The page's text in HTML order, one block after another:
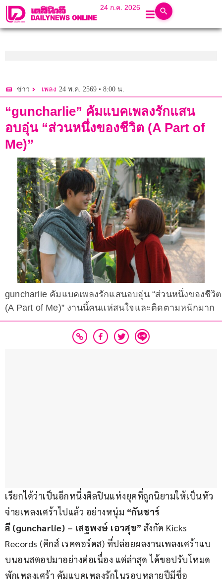
24 ก.ค. 2026
ข่าว เพลง 24 พ.ค. 2569 • 8:00 น.
“guncharlie” คัมแบคเพลงรักแสน
อบอุ่น “ส่วนหนึ่งของชีวิต (A Part of
Me)”
guncharlie คัมแบคเพลงรักแสนอบอุ่น “ส่วนหนึ่งของชีวิต
(A Part of Me)” งานนี้คนแห่สนใจและติดตามหนักมาก
เรียกได้ว่าเป็นอีกหนึ่งศิลปินแห่งยุคที่ถูกนิยามให้เป็นหัว
จ่ายเพลงเศร้าไปแล้ว อย่างหนุ่ม “กันชาร์
ลี (guncharlie) – เสฐพงษ์ เอวสุข” สังกัด Kicks
Records (คิกส์ เรคคอร์ดส) ที่ปล่อยผลงานเพลงเศร้าแบ
บนอนสตอปมาอย่างต่อเนื่อง แต่ล่าสุด ได้ขอปรับโหมด
พักเพลงเศร้า คัมแบคเพลงรักในรอบหลายปีมีชื่อ